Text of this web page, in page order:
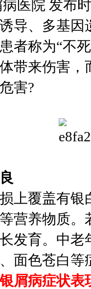
医院 发布
导、多基
者称为“不
带来伤害
害?
上覆盖有
营养物质
发育。中
面色苍白
屑病症状表